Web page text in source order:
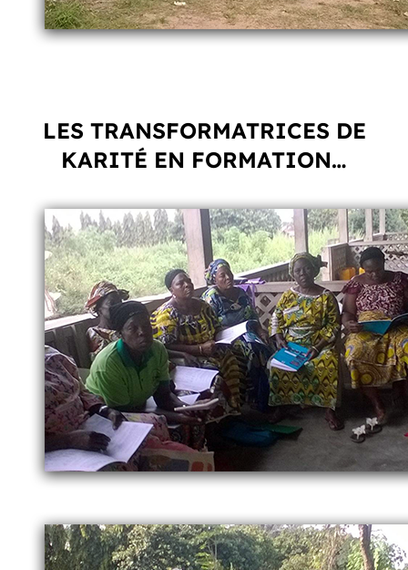
LES TRANSFORMATRICES DE
KARITÉ EN FORMATION…